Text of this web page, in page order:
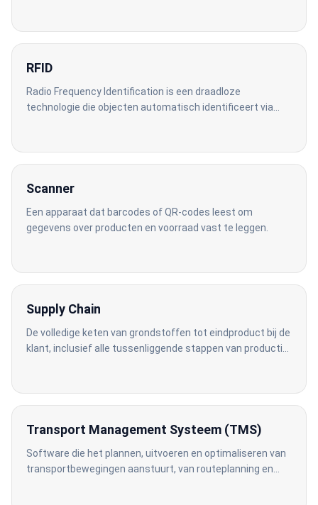
RFID
Radio Frequency Identification is een draadloze
technologie die objecten automatisch identificeert via
Scanner
Een apparaat dat barcodes of QR-codes leest om
gegevens over producten en voorraad vast te leggen.
Supply Chain
De volledige keten van grondstoffen tot eindproduct bij de
klant, inclusief alle tussenliggende stappen van productie,
Transport Management Systeem (TMS)
Software die het plannen, uitvoeren en optimaliseren van
transportbewegingen aanstuurt, van routeplanning en